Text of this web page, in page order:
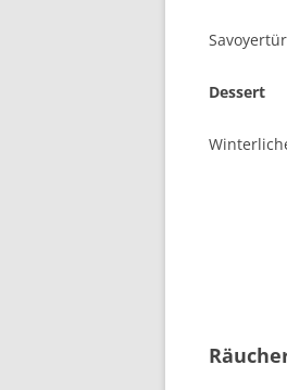
Dessert